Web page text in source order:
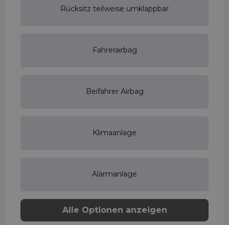
Rücksitz teilweise umklappbar
Fahrerairbag
Beifahrer Airbag
Klimaanlage
Alarmanlage
Alle Optionen anzeigen